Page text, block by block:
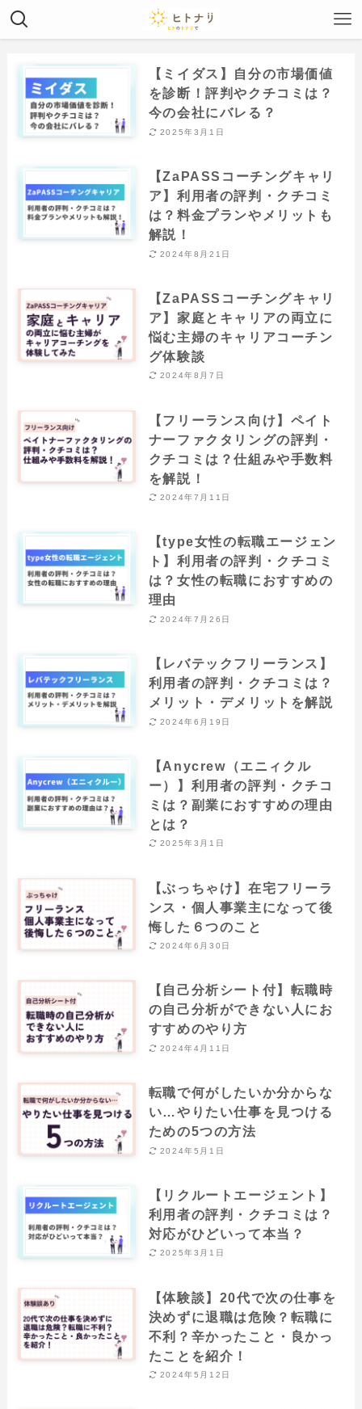
【ミイダス】自分の市場価値
を診断！評判やクチコミは？
今の会社にバレる？
2025年3月1日
【ZaPASSコーチングキャリ
ア】利用者の評判・クチコミ
は？料金プランやメリットも
解説！
2024年8月21日
【ZaPASSコーチングキャリ
ア】家庭とキャリアの両立に
悩む主婦のキャリアコーチン
グ体験談
2024年8月7日
【フリーランス向け】ペイト
ナーファクタリングの評判・
クチコミは？仕組みや手数料
を解説！
2024年7月11日
【type女性の転職エージェン
ト】利用者の評判・クチコミ
は？女性の転職におすすめの
理由
2024年7月26日
【レバテックフリーランス】
利用者の評判・クチコミは？
メリット・デメリットを解説
2024年6月19日
【Anycrew（エニィクル
ー）】利用者の評判・クチコ
ミは？副業におすすめの理由
とは？
2025年3月1日
【ぶっちゃけ】在宅フリーラ
ンス・個人事業主になって後
悔した６つのこと
2024年6月30日
【自己分析シート付】転職時
の自己分析ができない人にお
すすめのやり方
2024年4月11日
転職で何がしたいか分からな
い…やりたい仕事を見つける
ための5つの方法
2024年5月1日
【リクルートエージェント】
利用者の評判・クチコミは？
対応がひどいって本当？
2025年3月1日
【体験談】20代で次の仕事を
決めずに退職は危険？転職に
不利？辛かったこと・良かっ
たことを紹介！
2024年5月12日